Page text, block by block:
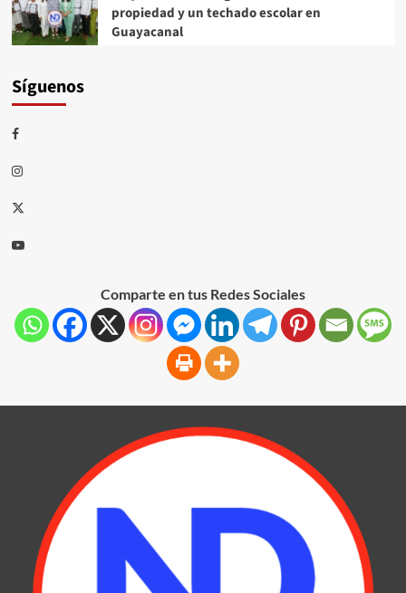
propiedad y un techado escolar en
Guayacanal
Síguenos
Comparte en tus Redes Sociales